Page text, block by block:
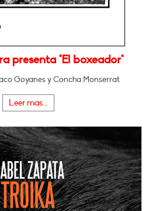
presenta "El boxeador"
Goyanes y Concha Monserrat
Leer más...